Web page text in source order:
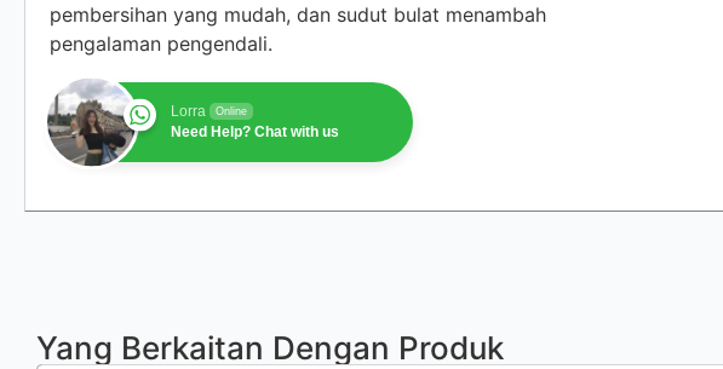
pembersihan yang mudah, dan sudut bulat menambah
pengalaman pengendali.
Lorra Online
Need Help? Chat with us
Yang Berkaitan Dengan Produk